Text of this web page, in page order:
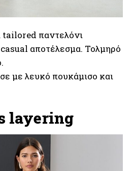
παντελόνι
αποτέλεσμα. Τολμηρό
με λευκό πουκάμισο και
layering